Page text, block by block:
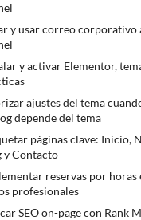
y usar correo corporativo
y activar Elementor,
ajustes del tema
depende del tema
páginas clave: Inicio,
y Contacto
reservas por
profesionales
SEO on-page con Rank